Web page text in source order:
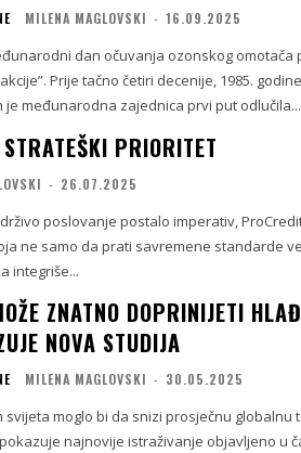
MILENA MAGLOVSKI - 16.09.2025
dan očuvanja ozonskog omotača
Prije tačno četiri decenije, 1985.
je međunarodna zajednica prvi put odlučila...
PRIORITET
- 26.07.2025
poslovanje postalo imperativ,
ne samo da prati savremene standarde
integriše...
ZNATNO DOPRINIJETI
NOVA STUDIJA
MILENA MAGLOVSKI - 30.05.2025
svijeta moglo bi da snizi prosječnu globalnu
najnovije istraživanje objavljeno u